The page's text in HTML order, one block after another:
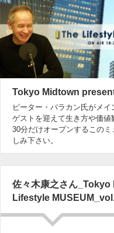
Tokyo Midtown
ピーター・バラカン氏がメ
ゲストを迎えて生き方や価
30分だけオープンするこの
しみ下さい。
佐々木康之さん
Lifestyle